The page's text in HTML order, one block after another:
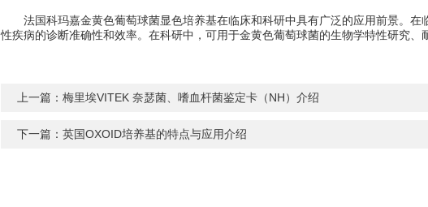
法国科玛嘉金黄色葡萄球菌显色培养基在临床和科研中具有广泛的应用前景。在
性疾病的诊断准确性和效率。在科研中，可用于金黄色葡萄球菌的生物学特性研究、
上一篇： 梅里埃VITEK 奈瑟菌、嗜血杆菌鉴定卡（NH）介绍
下一篇： 英国OXOID培养基的特点与应用介绍